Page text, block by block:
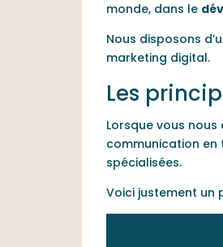
monde, dans le
Nous disposons
marketing digital.
Les
Lorsque vous
communication en
spécialisées.
Voici justement un